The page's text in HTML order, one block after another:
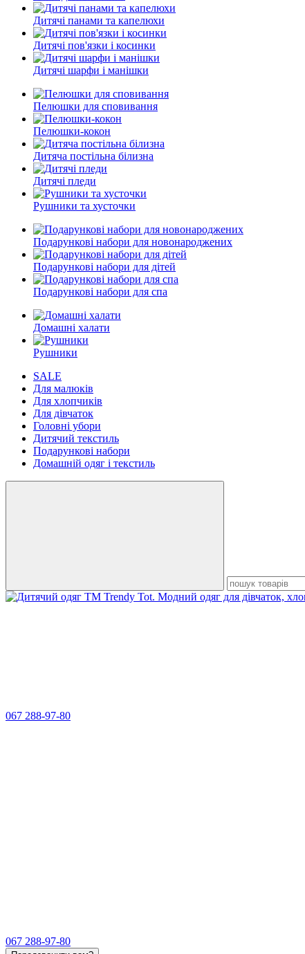
Дитячі панами та капелюхи
Дитячі пов'язки і косинки
Дитячі шарфи і манішки
Пелюшки для сповивання
Пелюшки-кокон
Дитяча постільна білизна
Дитячі пледи
Рушники та хусточки
Подарункові набори для новонароджених
Подарункові набори для дітей
Подарункові набори для спа
Домашні халати
Рушники
SALE
Для малюків
Для хлопчиків
Для дівчаток
Головні убори
Дитячий текстиль
Подарункові набори
Домашній одяг і текстиль
067 288-97-80
067 288-97-80